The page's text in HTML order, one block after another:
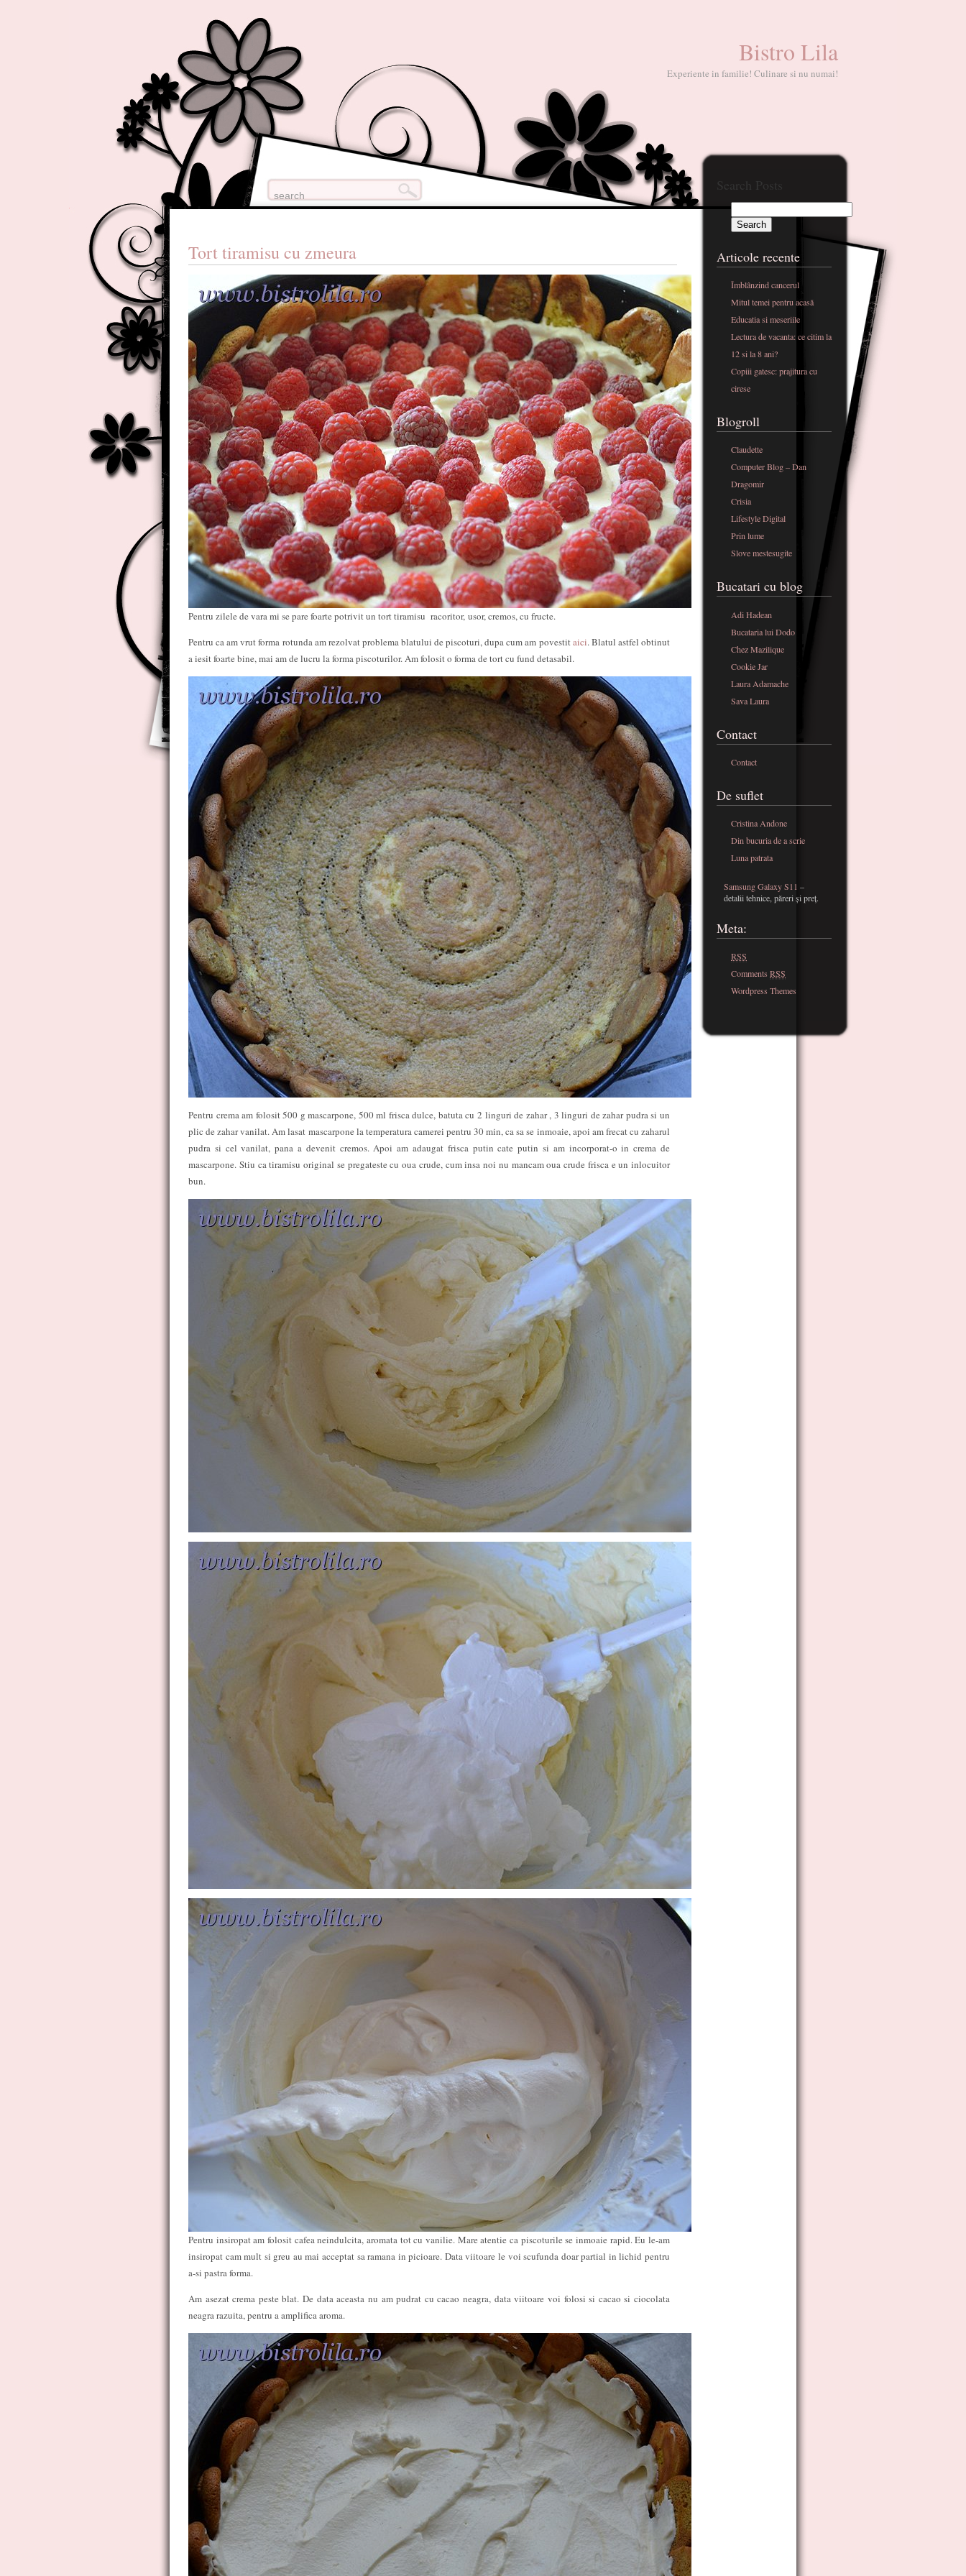
Bistro Lila
Experiente in familie! Culinare si nu numai!
Tort tiramisu cu zmeura
Pentru zilele de vara mi se pare foarte potrivit un tort tiramisu racoritor, usor, cremos, cu fructe.
Pentru ca am vrut forma rotunda am rezolvat problema blatului de piscoturi, dupa cum am povestitaici. Blatul astfel obtinut
a iesit foarte bine, mai am de lucru la forma piscoturilor.Am folosit o forma de tort cu fund detasabil.
Pentru crema am folosit 500 g mascarpone, 500 ml frisca dulce, batuta cu 2 linguri de zahar , 3 linguri de zahar pudra si un
plic de zahar vanilat. Am lasat mascarpone la temperatura camerei pentru 30 min, ca sa se inmoaie, apoi am frecat cu zaharul
pudra si cel vanilat, pana a devenit cremos. Apoi am adaugat frisca putin cate putin si am incorporat-o in crema de
mascarpone. Stiu ca tiramisu original se pregateste cu oua crude, cum insa noi nu mancam oua crude frisca e un inlocuitor
bun.
Pentru insiropat am folosit cafea neindulcita, aromata tot cu vanilie. Mare atentie ca piscoturile se inmoaie rapid. Eu le-am
insiropat cam mult si greu au mai acceptat sa ramana in picioare. Data viitoare le voi scufunda doar partial in lichid pentru
a-si pastra forma.
Am asezat crema peste blat. De data aceasta nu am pudrat cu cacao neagra, data viitoare voi folosi si cacao si ciocolata
neagra razuita, pentru a amplifica aroma.
Search Posts
Articole recente
Îmblânzind cancerul
Mitul temei pentru acasă
Educatia si meseriile
Lectura de vacanta: ce citim la
12 si la 8 ani?
Copiii gatesc: prajitura cu
cirese
Blogroll
Claudette
Computer Blog – Dan
Dragomir
Crisia
Lifestyle Digital
Prin lume
Slove mestesugite
Bucatari cu blog
Adi Hadean
Bucataria lui Dodo
Chez Mazilique
Cookie Jar
Laura Adamache
Sava Laura
Contact
Contact
De suflet
Cristina Andone
Din bucuria de a scrie
Luna patrata
Samsung Galaxy S11 –
detalii tehnice, păreri și preț.
Meta:
RSS
Comments RSS
Wordpress Themes